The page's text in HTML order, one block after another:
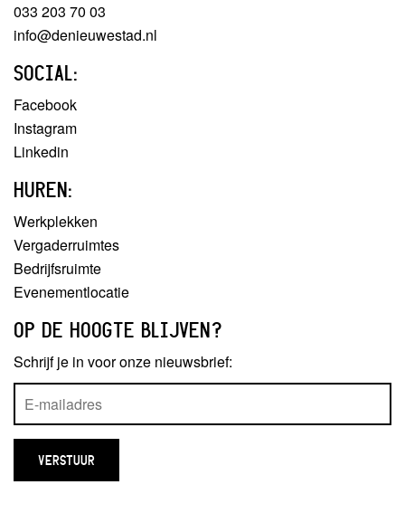
033 203 70 03
info@denieuwestad.nl
SOCIAL:
Facebook
Instagram
Linkedin
HUREN:
Werkplekken
Vergaderruimtes
Bedrijfsruimte
Evenementlocatie
OP DE HOOGTE BLIJVEN?
Schrijf je in voor onze nieuwsbrief: